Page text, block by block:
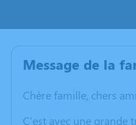
Message de la
Chère famille, chers
C'est avec une grande